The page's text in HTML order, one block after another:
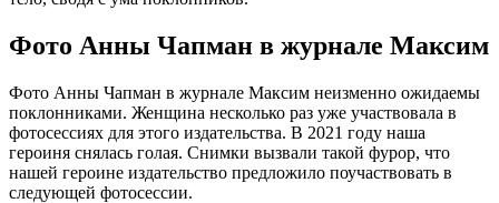
Фото Анны Чапман в журнале Максим
Фото Анны Чапман в журнале Максим неизменно ожидаемы
поклонниками. Женщина несколько раз уже участвовала в
фотосессиях для этого издательства. В 2021 году наша
героиня снялась голая. Снимки вызвали такой фурор, что
нашей героине издательство предложило поучаствовать в
следующей фотосессии.